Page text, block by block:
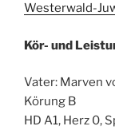
Westerwald-
Kör- und
Vater: Marven
Körung B
HD A1, Herz 0,